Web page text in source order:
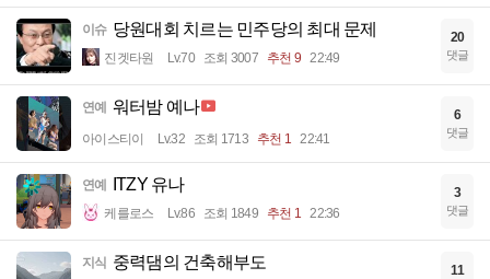
이슈 당원대회 치르는 민주당의 최대 문제
진겟타원 Lv.70 조회 3007 추천 9 22:49
20
댓글
연예 워터밤 예나
아이스티이 Lv.32 조회 1713 추천 1 22:41
6
댓글
연예 ITZY 유나
케를로스 Lv.86 조회 1849 추천 1 22:36
3
댓글
지식 중력댐의 건축해부도 11